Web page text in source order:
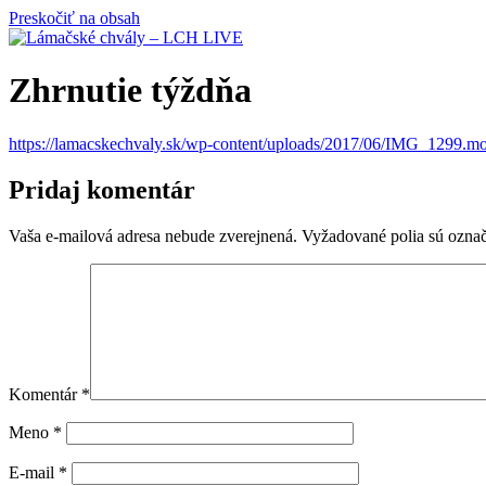
Preskočiť na obsah
Zhrnutie týždňa
https://lamacskechvaly.sk/wp-content/uploads/2017/06/
Pridaj komentár
Vaša e-mailová adresa nebude zverejnená. Vyžadované polia sú
Komentár *
Meno *
E-mail *